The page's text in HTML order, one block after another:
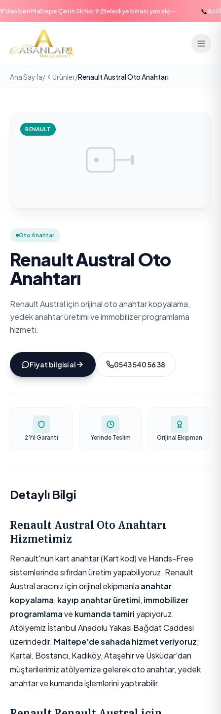
beri Maltepe Çetin Sk No:9 (Belediye binası yan sk)— Acil
Ana Sayfa/ Ürünler/Renault Austral Oto Anahtarı
RENAULT
Oto Anahtar
Renault Austral Oto
Anahtarı
Renault Austral için orijinal oto anahtar kopyalama,
yedek anahtar üretimi ve immobilizer programlama
hizmeti.
Fiyat bilgisi al 0543 540 56 38
2 Yıl Garanti Yerinde Teslim Orijinal Ekipman
Detaylı Bilgi
Renault Austral Oto Anahtarı
Hizmetimiz
Renault'nun kart anahtar (Kart kod) ve Hands-Free
sistemlerinde sıfırdan üretim yapabiliyoruz. Renault
Austral aracınız için orijinal ekipmanla anahtar
kopyalama, kayıp anahtar üretimi, immobilizer
programlamave kumanda tamiri yapıyoruz.
Atölyemiz İstanbul Anadolu Yakası Bağdat Caddesi
üzerindedir. Maltepe'de sahada hizmet veriyoruz;
Kartal, Bostancı, Kadıköy, Ataşehir ve Üsküdar'dan
müşterilerimiz atölyemize gelerek oto anahtar, yedek
anahtar ve kumanda işlemlerini yaptırabilir.